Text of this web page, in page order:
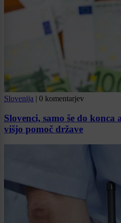
Slovenija | 0 komentarjev
Slovenci, samo še do
višjo pomoč države